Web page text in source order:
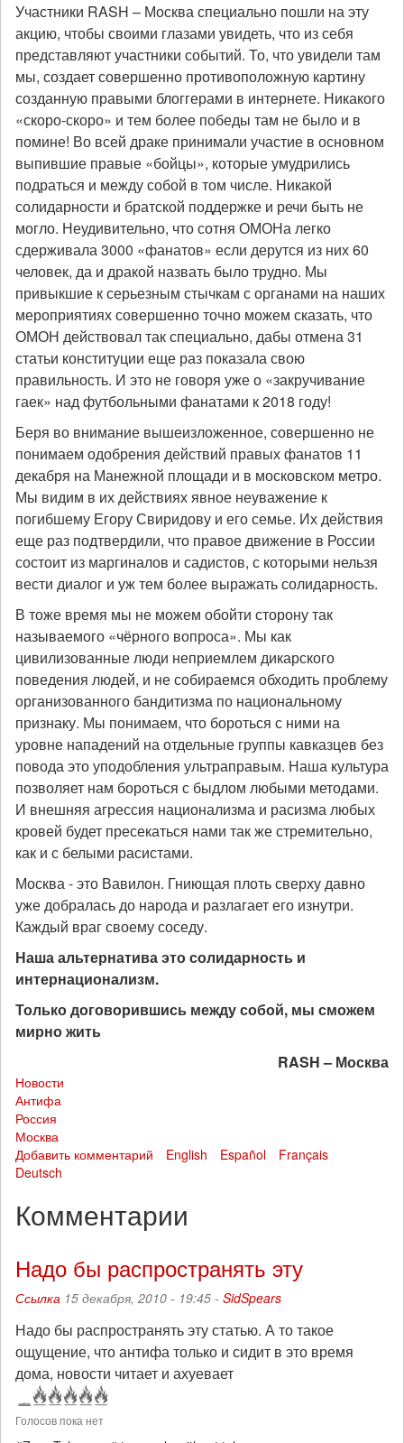
Участники RASH – Москва специально пошли на эту
акцию, чтобы своими глазами увидеть, что из себя
представляют участники событий. То, что увидели там
мы, создает совершенно противоположную картину
созданную правыми блоггерами в интернете. Никакого
«скоро-скоро» и тем более победы там не было и в
помине! Во всей драке принимали участие в основном
выпившие правые «бойцы», которые умудрились
подраться и между собой в том числе. Никакой
солидарности и братской поддержке и речи быть не
могло. Неудивительно, что сотня ОМОНа легко
сдерживала 3000 «фанатов» если дерутся из них 60
человек, да и дракой назвать было трудно. Мы
привыкшие к серьезным стычкам с органами на наших
мероприятиях совершенно точно можем сказать, что
ОМОН действовал так специально, дабы отмена 31
статьи конституции еще раз показала свою
правильность. И это не говоря уже о «закручивание
гаек» над футбольными фанатами к 2018 году!
Беря во внимание вышеизложенное, совершенно не
понимаем одобрения действий правых фанатов 11
декабря на Манежной площади и в московском метро.
Мы видим в их действиях явное неуважение к
погибшему Егору Свиридову и его семье. Их действия
еще раз подтвердили, что правое движение в России
состоит из маргиналов и садистов, с которыми нельзя
вести диалог и уж тем более выражать солидарность.
В тоже время мы не можем обойти сторону так
называемого «чёрного вопроса». Мы как
цивилизованные люди неприемлем дикарского
поведения людей, и не собираемся обходить проблему
организованного бандитизма по национальному
признаку. Мы понимаем, что бороться с ними на
уровне нападений на отдельные группы кавказцев без
повода это уподобления ультраправым. Наша культура
позволяет нам бороться с быдлом любыми методами.
И внешняя агрессия национализма и расизма любых
кровей будет пресекаться нами так же стремительно,
как и с белыми расистами.
Москва - это Вавилон. Гниющая плоть сверху давно
уже добралась до народа и разлагает его изнутри.
Каждый враг своему соседу.
Наша альтернатива это солидарность и
интернационализм.
Только договорившись между собой, мы сможем
мирно жить
RASH – Москва
Новости
Антифа
Россия
Москва
Добавить комментарий
English Español
Français
Deutsch
Комментарии
Надо бы распространять эту
Ссылка 15 декабря, 2010 - 19:45 - SidSpears
Надо бы распространять эту статью. А то такое
ощущение, что антифа только и сидит в это время
дома, новости читает и ахуевает
Голосов пока нет